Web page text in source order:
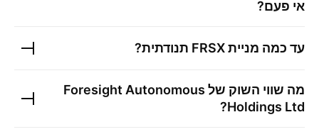
אי פעם?
עד כמה מנייתFRSX תנודתית?
מה שווי השוק של Foresight Autonomous
Holdings Ltd
?